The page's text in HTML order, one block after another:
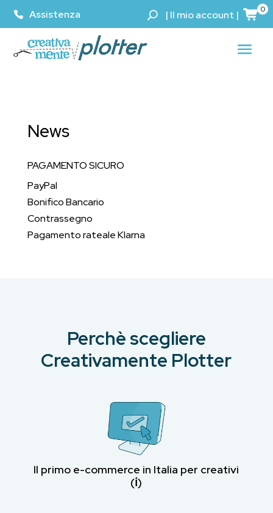
Assistenza | Il mio account | 0
News
PAGAMENTO SICURO
PayPal
Bonifico Bancario
Contrassegno
Pagamento rateale Klarna
Perchè scegliere
Creativamente Plotter
Il primo e-commerce in Italia per creativi
(ℹ︎)